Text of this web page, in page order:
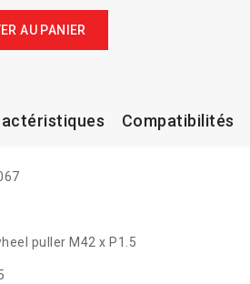
AU PANIER
Compatibilités
puller M42 x P1.5